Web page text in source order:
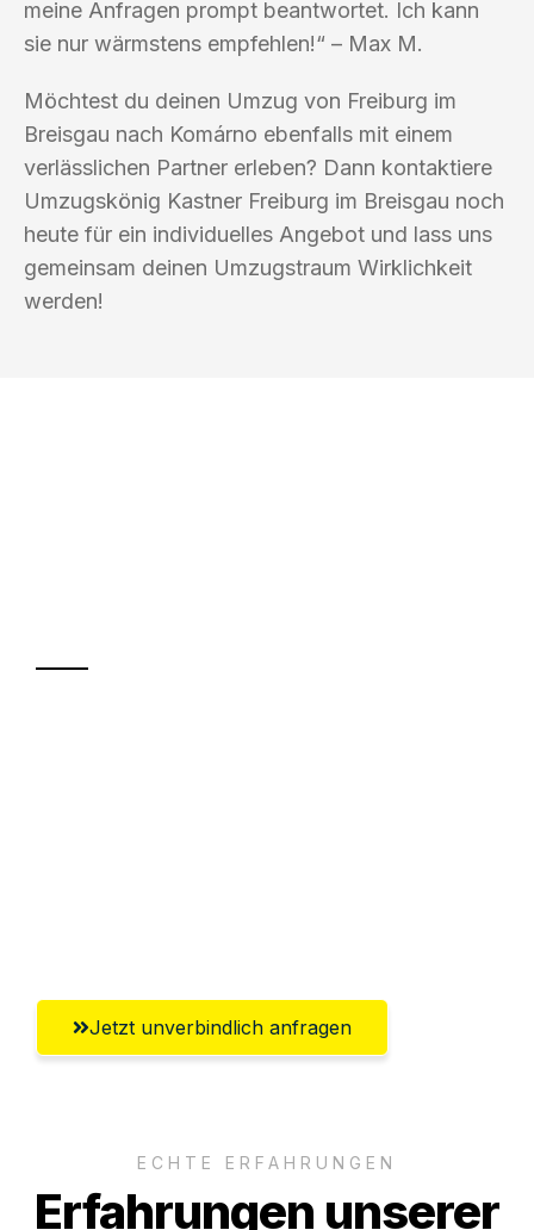
meine Anfragen prompt beantwortet. Ich kann
sie nur wärmstens empfehlen!“ – Max M.
Möchtest du deinen Umzug von Freiburg im
Breisgau nach Komárno ebenfalls mit einem
verlässlichen Partner erleben? Dann kontaktiere
Umzugskönig Kastner Freiburg im Breisgau noch
heute für ein individuelles Angebot und lass uns
gemeinsam deinen Umzugstraum Wirklichkeit
werden!
Jetzt unverbindlich anfragen
ECHTE ERFAHRUNGEN
Erfahrungen unserer